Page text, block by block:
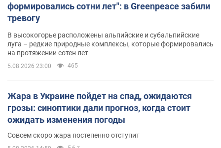
формировались сотни лет": в Greenpeace забили
тревогу
В высокогорье расположены альпийские и субальпийские
луга – редкие природные комплексы, которые формировались
на протяжении сотен лет
5.08.2026 23:00 465
Жара в Украине пойдет на спад, ожидаются
грозы: синоптики дали прогноз, когда стоит
ожидать изменения погоды
Совсем скоро жара постепенно отступит